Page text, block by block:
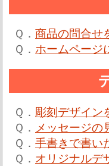
Ｑ． 商品の問合せ
Ｑ． ホームページ
Ｑ． 彫刻デザイン
Ｑ． メッセージの
Ｑ． 手書きで書い
Ｑ． オリジナルデ